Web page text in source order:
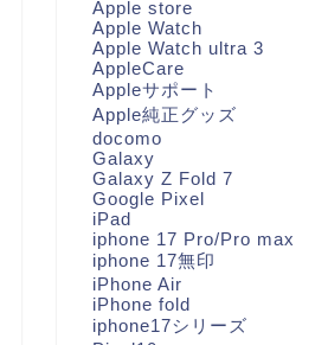
Apple store
Apple Watch
Apple Watch ultra 3
AppleCare
Appleサポート
Apple純正グッズ
docomo
Galaxy
Galaxy Z Fold 7
Google Pixel
iPad
iphone 17 Pro/Pro max
iphone 17無印
iPhone Air
iPhone fold
iphone17シリーズ